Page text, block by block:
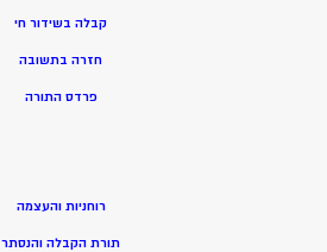
קבלה בשידור חי
חזרה בתשובה
פרדס התורה
רוחניות והעצמה
תורת הקבלה והנסתר